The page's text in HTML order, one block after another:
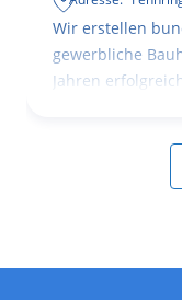
Wir erstellen
gewerbliche
Jahren